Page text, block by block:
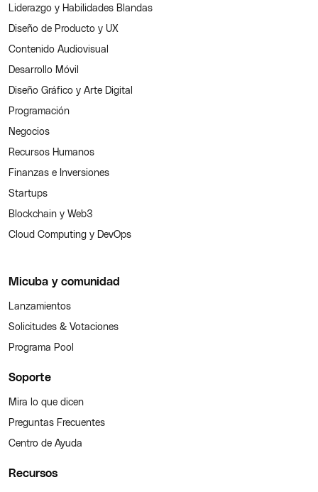
Liderazgo y Habilidades Blandas
Diseño de Producto y UX
Contenido Audiovisual
Desarrollo Móvil
Diseño Gráfico y Arte Digital
Programación
Negocios
Recursos Humanos
Finanzas e Inversiones
Startups
Blockchain y Web3
Cloud Computing y DevOps
Micuba y comunidad
Lanzamientos
Solicitudes & Votaciones
Programa Pool
Soporte
Mira lo que dicen
Preguntas Frecuentes
Centro de Ayuda
Recursos